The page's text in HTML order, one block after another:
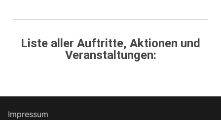
Liste aller Auftritte, Aktionen und
Veranstaltungen:
Impressum